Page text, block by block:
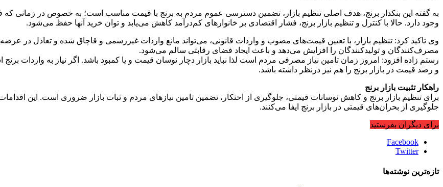
به گفته این بنکدار برنج، هدف اصلی تنظیم بازار، تضمین دسترسی عموم مردم به برنج با قیمت مناسب است؛ به خصوص در زمانی
وجود دارد. حالا با کنترل و تنظیم بازار برنج، فشار اقتصادی بر خانوار‌های کم‌درآمد کاهش می‌یابد و توان خرید آنها حفظ می‌شود.
وی تاکید کرد: تنظیم بازار، با تعیین قیمت‌های مصوب و واردات قانونی، می‌تواند مانع واردات غیررسمی و قاچاق شده و تعادل در
مصرف‌کنندگان و تولیدکنندگان را افزایش می‌دهد و باعث ایجاد فضای رقابتی سالم می‌شود.
رستم زاده افزود: امروز زمان تامین نیاز مصرفی مردم است لذا نباید بازار دچار نوسان قیمت و یا کمبود باشد. اگر نیاز به واردات
و رصد قیمت در بازار برنج را هم نیز درنظر داشته باشد.
راهکار تثبیت بازار برنج
برای تنظیم بازار برنج و کاهش نوسانات قیمتی، جلوگیری از احتکار، تضمین تامین نیاز‌های مردم و ثبات بازار ضروری است. این
جلوگیری از بحران‌های قیمتی در بازار برنج ایفا می‌کنند.
برای دیگران بفرستید
Facebook
Twitter
تازه‌ترین نوشته‌ها